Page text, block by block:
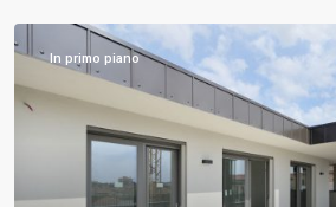
In primo piano